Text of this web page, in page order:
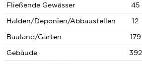
Fließende Gewässer 45
Halden/Deponien/Abbaustellen
12
Bauland/Gärten
179
Gebäude
392